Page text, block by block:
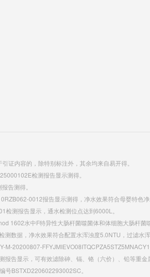
证内容的，除特别标注外，其余均来自易开得。
检测报告显示测得。
告测得。
0012报告显示测得，净水效果符合母婴特色净
测报告显示，通水检测位点达到6000L。
1602水中F特异性大肠杆菌噬菌体和体细胞大肠杆菌
数据，净水效果符合配置水浑浊度5.0NTU，过滤
M-20200807-
告显示，可有效滤除砷、镉、铬（六价）、铅等重金
号BSTXD220602293002SC。